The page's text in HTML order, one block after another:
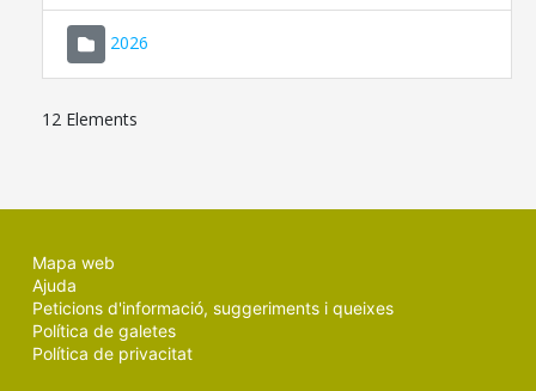
2026
12 Elements
Mapa web
Ajuda
Peticions d'informació, suggeriments i queixes
Política de galetes
Política de privacitat